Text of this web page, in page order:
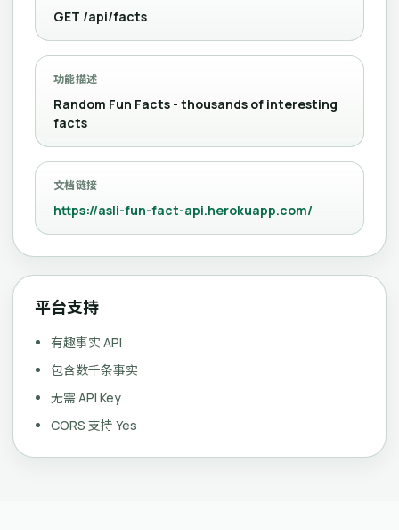
GET /api/facts
功能描述
Random Fun Facts - thousands of interesting
facts
文档链接
https://asli-fun-fact-api.herokuapp.com/
平台支持
有趣事实 API
包含数千条事实
无需 API Key
CORS 支持 Yes